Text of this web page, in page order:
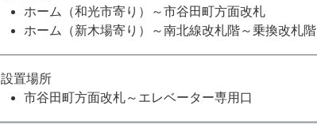
ホーム（和光市寄り）～市谷田町方面改札
ホーム（新木場寄り）～南北線改札階～乗換改札階
設置場所
市谷田町方面改札～エレベーター専用口